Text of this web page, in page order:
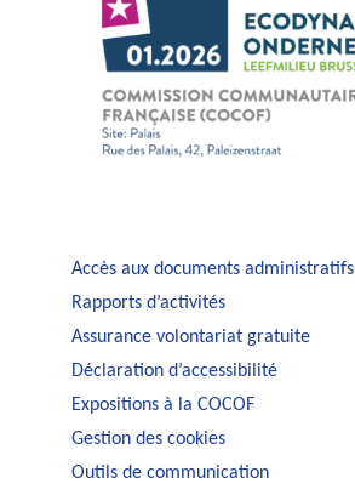
Accès aux documents administratifs
Rapports d’activités
Assurance volontariat gratuite
Déclaration d’accessibilité
Expositions à la COCOF
Gestion des cookies
Outils de communication